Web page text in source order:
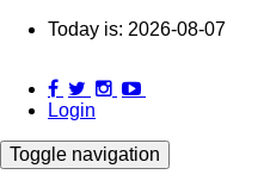
Skip
content
Today is: 2026-08-07
Login
Toggle navigation